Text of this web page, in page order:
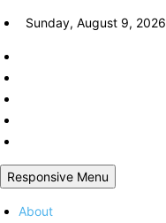
Skip
content
Sunday, August 9, 2026
Responsive Menu
About